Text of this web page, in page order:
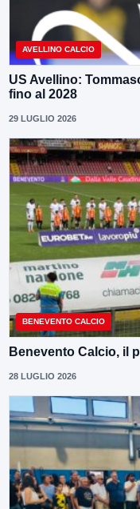
AVELLINO CALCIO
US Avellino:
fino al 2028
29 LUGLIO 2026
BENEVENTO CALCIO
Benevento Calcio, il
28 LUGLIO 2026